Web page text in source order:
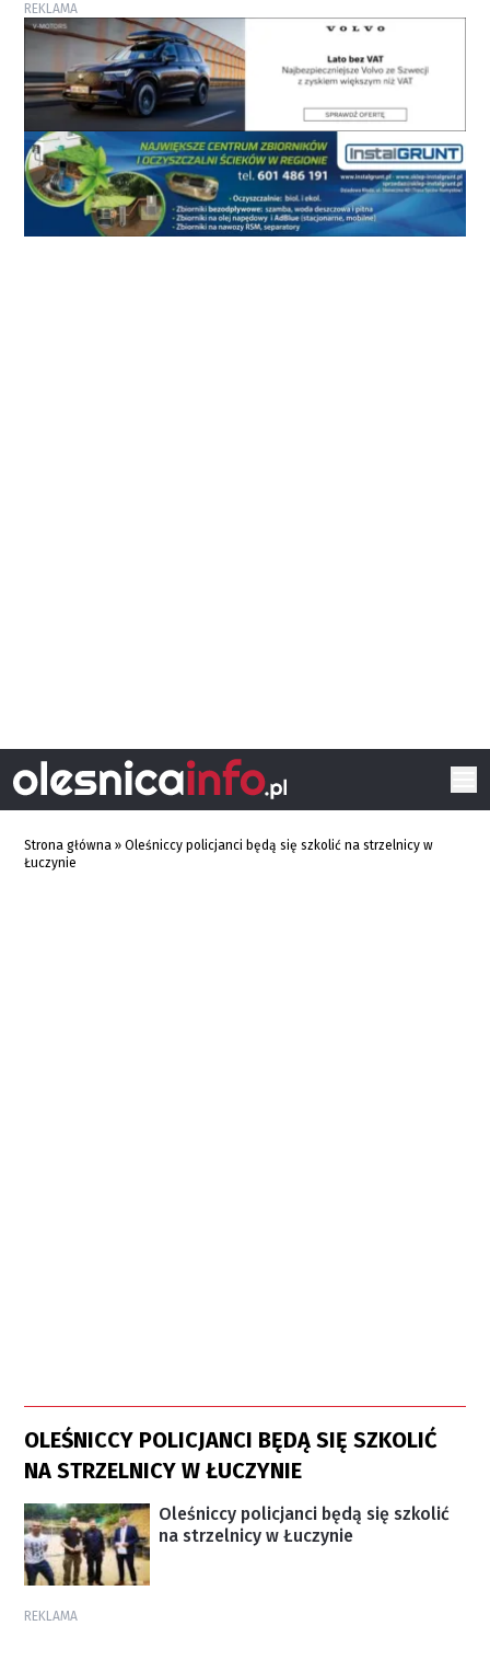
REKLAMA
Strona główna »Oleśniccy policjanci będą się szkolić na strzelnicy w
Łuczynie
OLEŚNICCY POLICJANCI BĘDĄ SIĘ SZKOLIĆ
NA STRZELNICY W ŁUCZYNIE
Oleśniccy policjanci będą się szkolić
na strzelnicy w Łuczynie
REKLAMA